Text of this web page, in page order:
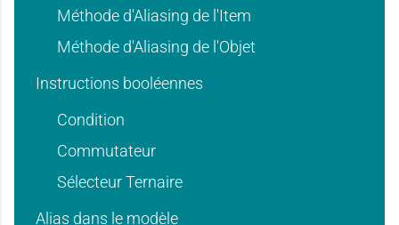
'
u
e
d
e
Méthode d'Aliasing de l'Item
Méthode d'Aliasing de l'Objet
Instructions booléennes
Condition
Commutateur
Sélecteur Ternaire
Alias dans le modèle